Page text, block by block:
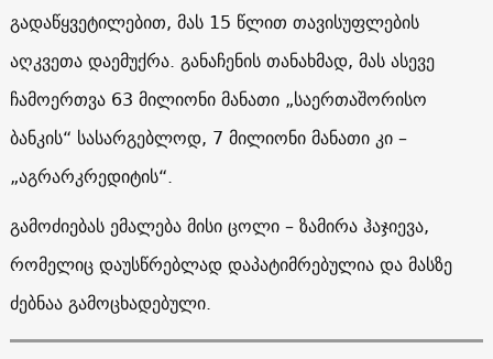
გადაწყვეტილებით, მას 15 წლით თავისუფლების
აღკვეთა დაემუქრა. განაჩენის თანახმად, მას ასევე
ჩამოერთვა 63 მილიონი მანათი „საერთაშორისო
ბანკის“ სასარგებლოდ, 7 მილიონი მანათი კი –
„აგრარკრედიტის“.
გამოძიებას ემალება მისი ცოლი – ზამირა ჰაჯიევა,
რომელიც დაუსწრებლად დაპატიმრებულია და მასზე
ძებნაა გამოცხადებული.